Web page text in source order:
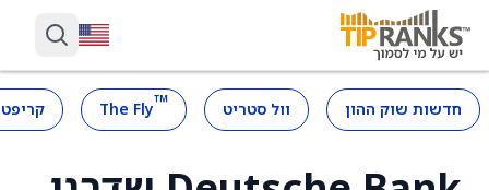
חדשות שוק ההון וול סטריט ™
The Fly